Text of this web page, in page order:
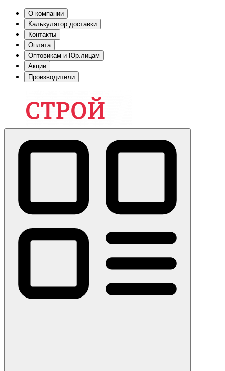
О компании
Калькулятор доставки
Контакты
Оплата
Оптовикам и Юр.лицам
Акции
Производители